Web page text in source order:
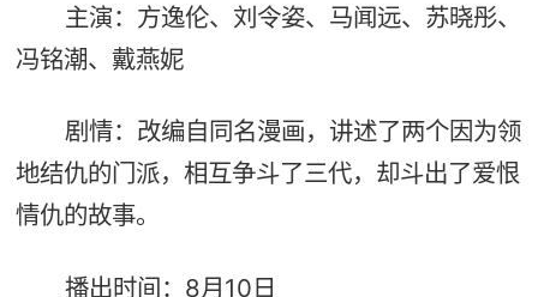
主演：方逸伦、刘令姿、马闻远、苏晓彤、
冯铭潮、戴燕妮
剧情：改编自同名漫画，讲述了两个因为领
地结仇的门派，相互争斗了三代，却斗出了爱恨
情仇的故事。
播出时间：8月10日